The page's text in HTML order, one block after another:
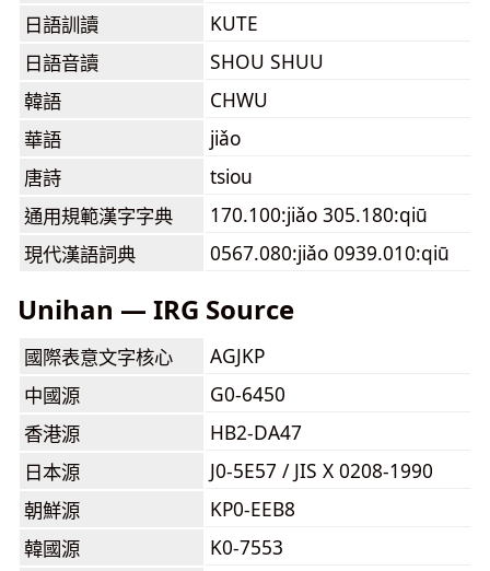
日語訓讀
KUTE
日語音讀
SHOU SHUU
韓語
CHWU
華語
jiǎo
唐詩
tsiou
通用規範漢字字典
170.100:jiǎo 305.180:qiū
現代漢語詞典
0567.080:jiǎo 0939.010:qiū
Unihan — IRG Source
國際表意文字核心
AGJKP
中國源
G0-6450
香港源
HB2-DA47
日本源
J0-5E57 / JIS X 0208-1990
朝鮮源
KP0-EEB8
韓國源
K0-7553